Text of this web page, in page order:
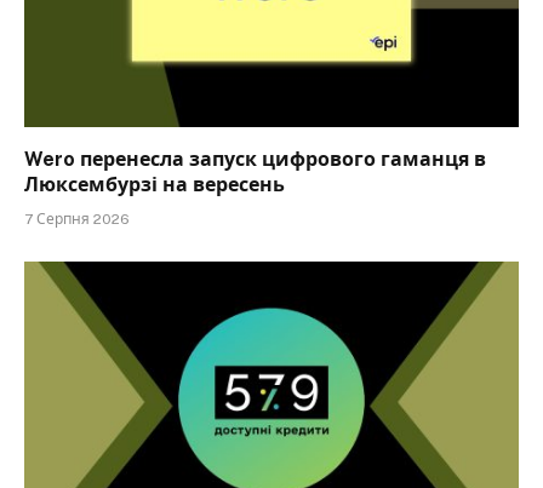
Wero перенесла запуск цифрового гаманця в
Люксембурзі на вересень
7 Серпня 2026